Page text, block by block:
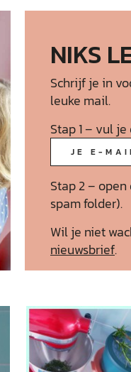
NIKS
Schrijf je in
leuke mail.
Stap 1 – vul
Stap 2 –
spam folder).
Wil je niet
nieuwsbrief.